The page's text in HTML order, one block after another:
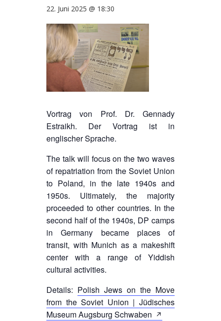
22. Juni 2025 @ 18:30
Vortrag von Prof. Dr. Gennady
Estraikh. Der Vortrag ist in
englischer Sprache.
The talk will focus on the two waves
of repatriation from the Soviet Union
to Poland, in the late 1940s and
1950s. Ultimately, the majority
proceeded to other countries. In the
second half of the 1940s, DP camps
in Germany became places of
transit, with Munich as a makeshift
center with a range of Yiddish
cultural activities.
Details: Polish Jews on the Move
from the Soviet Union | Jüdisches
Museum Augsburg Schwaben